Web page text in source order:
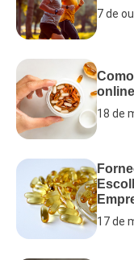
7 de
18 de
17 de